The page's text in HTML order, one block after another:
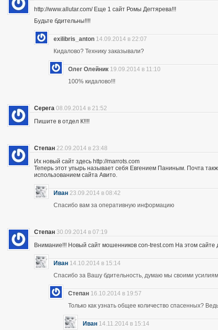
http://www.allutar.com/ Еще 1 сайт Ромы Дегтярева!!!
Будьте бдительны!!!!
exilibris_anton 14.09.2014 в 22:07
Кидалово? Технику заказывали?
Олег Олейник 19.09.2014 в 11:10
100% кидалово!!!
Серега 08.09.2014 в 21:52
Пишите в отдел К!!!!
Степан 22.09.2014 в 23:48
Их новый сайт здесь http://marrots.com
Теперь этот упырь называет себя Евгением Паниным. Почта
использованием сайта Авито.
Иван 23.09.2014 в 08:42
Спасибо вам за оперативную информацию
Степан 30.09.2014 в 07:19
Внимание!!! Новый сайт мошенников con-trest.com На этом сайте
Иван 14.10.2014 в 15:14
Спасибо за Вашу бдительность, думаю мы своими
Степан 16.10.2014 в 19:57
Только как узнать общее количество спасенных?
Иван 14.11.2014 в 15:14